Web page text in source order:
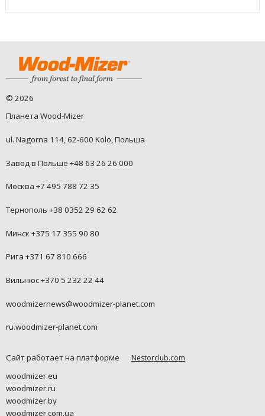
© 2026
Планета Wood-Mizer
ul. Nagorna 114, 62-600 Kolo, Польша
Завод в Польше +48 63 26 26 000
Москва +7 495 788 72 35
Тернополь +38 0352 29 62 62
Минск +375 17 355 90 80
Рига +371 67 810 666
Вильнюс +370 5 232 22 44
woodmizernews@woodmizer-planet.com
ru.woodmizer-planet.com
Сайт работает на платформе Nestorclub.com
woodmizer.eu
woodmizer.ru
woodmizer.by
woodmizer.com.ua